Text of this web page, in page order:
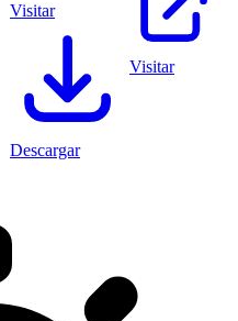
Visitar
Descargar
Visitar